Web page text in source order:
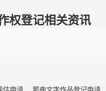
权登记相关资讯